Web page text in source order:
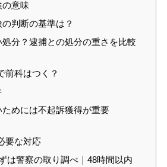
の意味
判断の基準は？
分？逮捕との処分の重さを比較
前科はつく？
めには不起訴獲得が重要
要な対応
は警察の取り調べ｜48時間以内